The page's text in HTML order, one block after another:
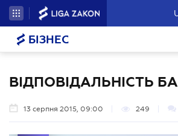
БІЗНЕС
ВІДПОВІДАЛЬНІСТЬ
13 серпня 2015, 09:00 249